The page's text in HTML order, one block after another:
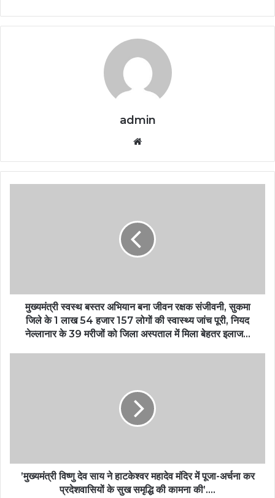
admin
मुख्यमंत्री स्वस्थ बस्तर अभियान बना जीवन रक्षक संजीवनी, सुकमा
जिले के 1 लाख 54 हजार 157 लोगों की स्वास्थ्य जांच पूरी, नियद
नेल्लानार के 39 मरीजों को जिला अस्पताल में मिला बेहतर इलाज…
’मुख्यमंत्री विष्णु देव साय ने हाटकेश्वर महादेव मंदिर में पूजा-अर्चना कर
प्रदेशवासियों के सुख समृद्धि की कामना की’….